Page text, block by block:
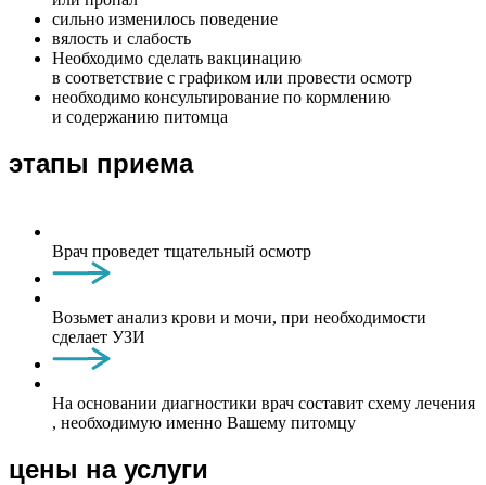
сильно изменилось поведение
вялость и слабость
Необходимо сделать вакцинацию
в соответствие с графиком или провести осмотр
необходимо консультирование по кормлению
и содержанию питомца
этапы приема
Врач проведет тщательный осмотр
Возьмет анализ крови и мочи, при необходимости
сделает УЗИ
На основании диагностики врач составит схему лечения
, необходимую именно Вашему питомцу
цены на услуги